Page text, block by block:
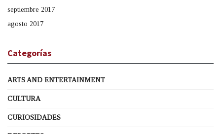
septiembre 2017
agosto 2017
Categorías
ARTS AND ENTERTAINMENT
CULTURA
CURIOSIDADES